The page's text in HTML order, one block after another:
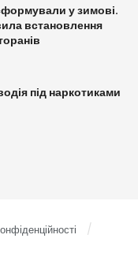
у зимові.
встановлення
під наркотиками